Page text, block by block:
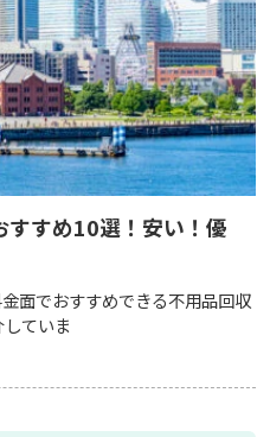
すめ10選！安い！優
面でおすすめできる不用品回収
ていま